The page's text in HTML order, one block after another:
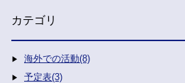
カテゴリ
海外での活動(8)
予定表(3)